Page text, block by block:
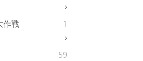
作戰
1
59